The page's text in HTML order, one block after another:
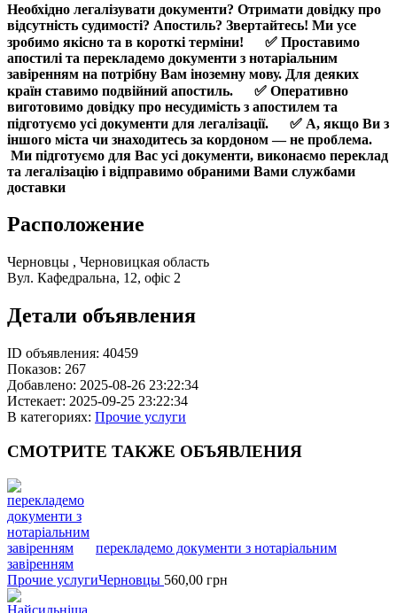
Необхідно легалізувати документи? Отримати довідку про
відсутність судимості? Апостиль? Звертайтесь! Ми усе
зробимо якісно та в короткі терміни!
✅ Проставимо
апостилі та перекладемо документи з нотаріальним
завіренням на потрібну Вам іноземну мову. Для деяких
країн ставимо подвійний апостиль.
✅ Оперативно
виготовимо довідку про несудимість з апостилем та
підготуємо усі документи для легалізації.
✅ А, якщо Ви з
іншого міста чи знаходитесь за кордоном — не проблема.
Ми підготуємо для Вас усі документи, виконаємо переклад
та легалізацію і відправимо обраними Вами службами
доставки
Расположение
Черновцы , Черновицкая область
Вул. Кафедральна, 12, офіс 2
Детали объявления
ID объявления: 40459
Показов: 267
Добавлено: 2025-08-26 23:22:34
Истекает: 2025-09-25 23:22:34
В категориях: Прочие услуги
СМОТРИТЕ ТАКЖЕ ОБЪЯВЛЕНИЯ
перекладемо документи з нотаріальним
завіренням
Прочие услугиЧерновцы 560,00 грн